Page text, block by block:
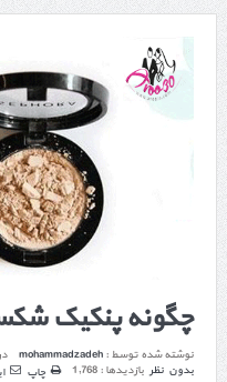
چگونه پنکیک
نوشته شده توسط : mohammadzadeh
بدون نظر بازدیدها : 1,768 چاپ